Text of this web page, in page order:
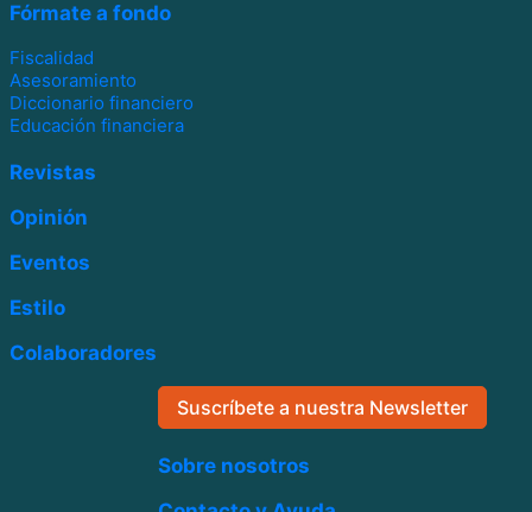
Fórmate a fondo
Fiscalidad
Asesoramiento
Diccionario financiero
Educación financiera
Revistas
Opinión
Eventos
Estilo
Colaboradores
Suscríbete a nuestra Newsletter
Sobre nosotros